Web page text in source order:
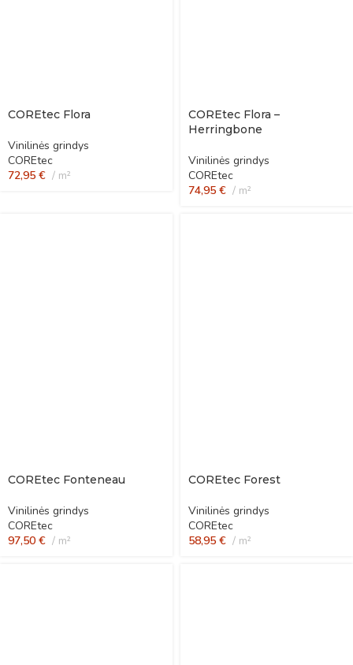
COREtec Flora
Vinilinės grindys
COREtec
72,95 € m²
COREtec Flora –
Herringbone
Vinilinės grindys
COREtec
74,95 € m²
COREtec Fonteneau
Vinilinės grindys
COREtec
97,50 € m²
COREtec Forest
Vinilinės grindys
COREtec
58,95 € m²